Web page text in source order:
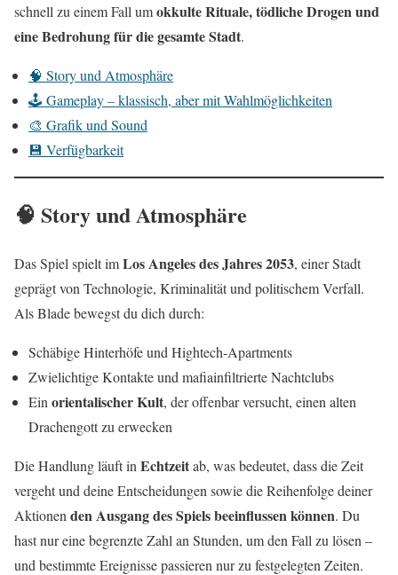
schnell zu einem Fall umokkulte Rituale, tödliche Drogen und
eine Bedrohung für die gesamte Stadt.
🧠 Story und Atmosphäre
🕹️ Gameplay – klassisch, aber mit Wahlmöglichkeiten
🎨 Grafik und Sound
💾 Verfügbarkeit
🧠 Story und Atmosphäre
Das Spiel spielt imLos Angeles des Jahres 2053, einer Stadt
geprägt von Technologie, Kriminalität und politischem Verfall.
Als Blade bewegst du dich durch:
Schäbige Hinterhöfe und Hightech-Apartments
Zwielichtige Kontakte und mafiainfiltrierte Nachtclubs
Ein orientalischer Kult, der offenbar versucht, einen alten
Drachengott zu erwecken
Die Handlung läuft in Echtzeitab, was bedeutet, dass die Zeit
vergeht und deine Entscheidungen sowie die Reihenfolge deiner
Aktionen den Ausgang des Spiels beeinflussen können. Du
hast nur eine begrenzte Zahl an Stunden, um den Fall zu lösen –
und bestimmte Ereignisse passieren nur zu festgelegten Zeiten.